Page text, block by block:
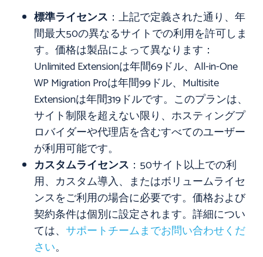
標準ライセンス ：上記で定義された通り、年
間最大50の異なるサイトでの利用を許可しま
す。価格は製品によって異なります：
Unlimited Extensionは年間69ドル、All-in-One
WP Migration Proは年間99ドル、Multisite
Extensionは年間319ドルです。このプランは、
サイト制限を超えない限り、ホスティングプ
ロバイダーや代理店を含むすべてのユーザー
が利用可能です。
カスタムライセンス ：50サイト以上での利
用、カスタム導入、またはボリュームライセ
ンスをご利用の場合に必要です。価格および
契約条件は個別に設定されます。詳細につい
ては、 サポートチームまでお問い合わせくだ
さい。